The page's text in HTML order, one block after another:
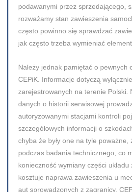
podawanymi przez sprzedającego,
rozważamy stan zawieszenia
często powinno się sprawdzać
jak często trzeba wymieniać
Należy jednak pamiętać o pewnych
CEPiK. Informacje dotyczą
zarejestrowanych na terenie Polski.
danych o historii serwisowej
autoryzowanymi stacjami kontroli
szczegółowych informacji o
chyba że były one na tyle poważne,
podczas badania technicznego, co
konieczność wymiany części układu
kosztuje naprawa zawieszenia u
aut sprowadzonych z zagranicy,